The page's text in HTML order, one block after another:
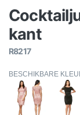
kant
R8217
BESCHIKBARE